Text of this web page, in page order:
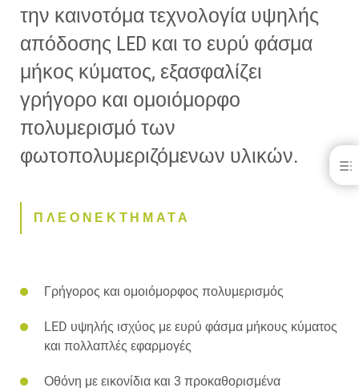
HiLED power
την καινοτόμα τεχνολογία υψηλής
απόδοσης LED και το ευρύ φάσμα
μήκος κύματος, εξασφαλίζει
γρήγορο και ομοιόμορφο
πολυμερισμό των
φωτοπολυμεριζόμενων υλικών.
ΠΛΕΟΝΕΚΤΗΜΑΤΑ
Γρήγορος και ομοιόμορφος πολυμερισμός
LED υψηλής ισχύος με ευρύ φάσμα μήκους κύματος
και πολλαπλές εφαρμογές
Οθόνη με εικονίδια και 3 προκαθορισμένα